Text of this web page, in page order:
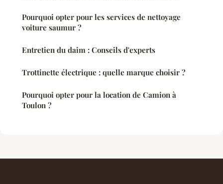
Pourquoi opter pour les services de nettoyage
voiture saumur ?
Entretien du daim : Conseils d'experts
Trottinette électrique : quelle marque choisir ?
Pourquoi opter pour la location de Camion à
Toulon ?